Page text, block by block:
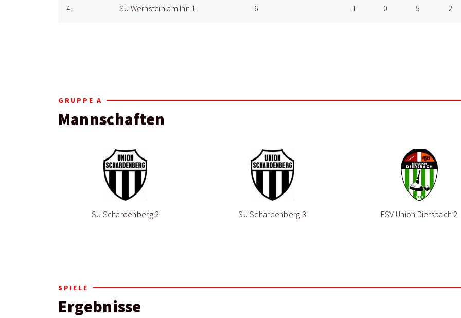
4. SU Wernstein am Inn 1 6 1 0 5 2
GRUPPE A
Mannschaften
SU Schardenberg 2 SU Schardenberg 3 ESV Union Diersbach 2
SPIELE
Ergebnisse